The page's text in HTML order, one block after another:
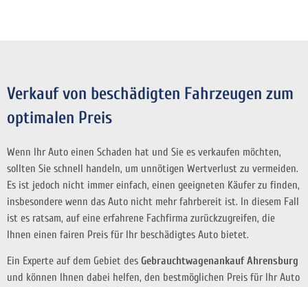
Verkauf von beschädigten Fahrzeugen zum
optimalen Preis
Wenn Ihr Auto einen Schaden hat und Sie es verkaufen möchten,
sollten Sie schnell handeln, um unnötigen Wertverlust zu vermeiden.
Es ist jedoch nicht immer einfach, einen geeigneten Käufer zu finden,
insbesondere wenn das Auto nicht mehr fahrbereit ist. In diesem Fall
ist es ratsam, auf eine erfahrene Fachfirma zurückzugreifen, die
Ihnen einen fairen Preis für Ihr beschädigtes Auto bietet.
Ein Experte auf dem Gebiet des Gebrauchtwagenankauf Ahrensburg
und können Ihnen dabei helfen, den bestmöglichen Preis für Ihr Auto